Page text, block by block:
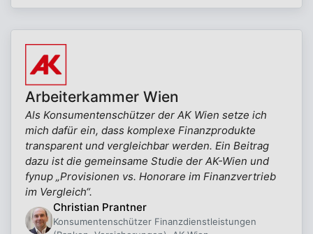
Arbeiterkammer Wien
Als Konsumentenschützer der AK Wien setze ich
mich dafür ein, dass komplexe Finanzprodukte
transparent und vergleichbar werden. Ein Beitrag
dazu ist die gemeinsame Studie der AK-Wien und
fynup „Provisionen vs. Honorare im Finanzvertrieb
im Vergleich“.
Christian Prantner
Konsumentenschützer Finanzdienstleistungen